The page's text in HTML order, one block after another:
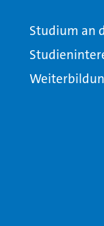
Studium an